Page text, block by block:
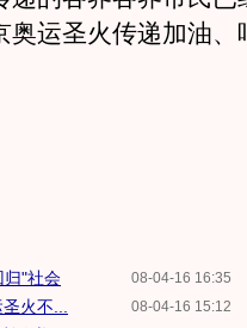
奥运圣火传递加油、
08-04-16 16:35
归"社会
08-04-16 15:12
火不...